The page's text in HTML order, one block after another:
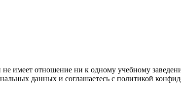
не имеет отношение ни к одному учебному
данных и соглашаетесь с политикой